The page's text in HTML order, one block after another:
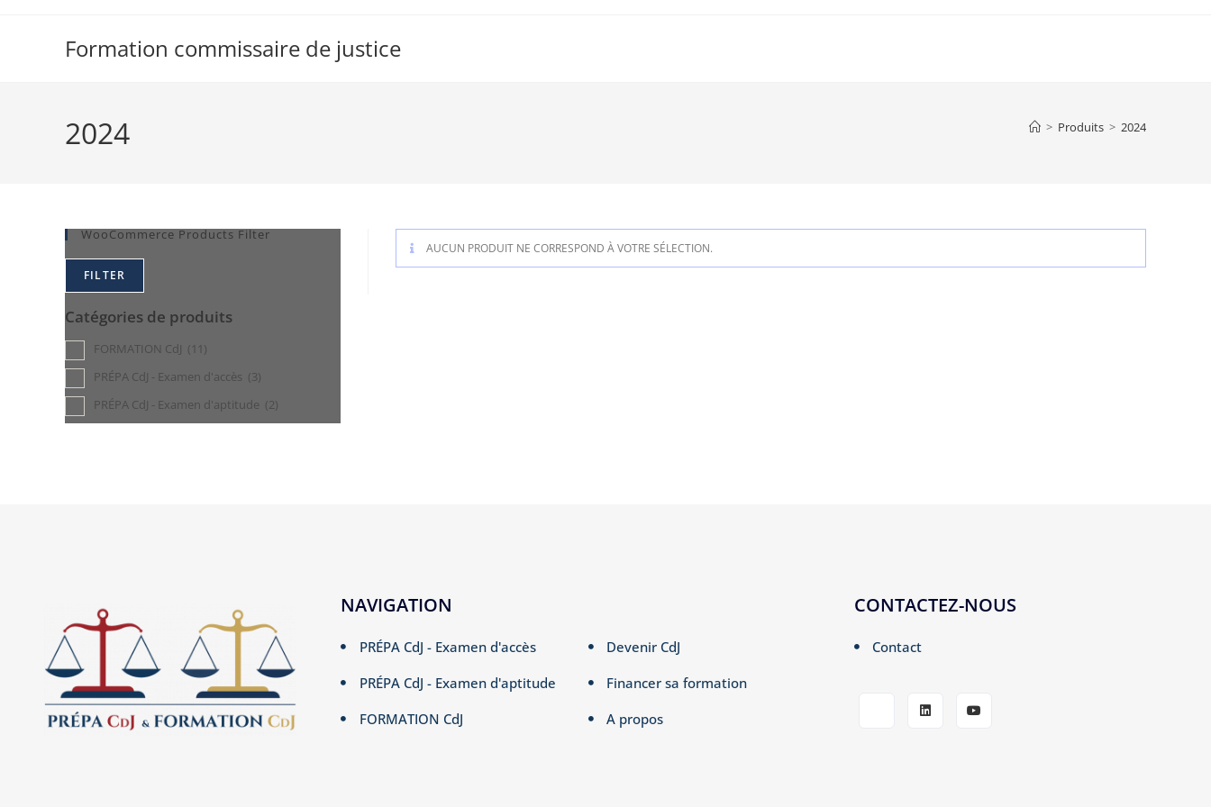
Formation commissaire de justice
2024 > Produits > 2024
AUCUN PRODUIT NE CORRESPOND À VOTRE SÉLECTION.
WooCommerce Products Filter
FILTER
Catégories de produits
FORMATION CdJ (11)
PRÉPA CdJ - Examen d'accès (3)
PRÉPA CdJ - Examen d'aptitude (2)
NAVIGATION
PRÉPA CdJ - Examen d'accès
PRÉPA CdJ - Examen d'aptitude
FORMATION CdJ
Devenir CdJ
Financer sa formation
A propos
CONTACTEZ-NOUS
Contact